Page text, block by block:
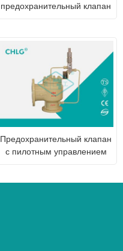
предохранительный клапан
Предохранительный клапан
с пилотным управлением